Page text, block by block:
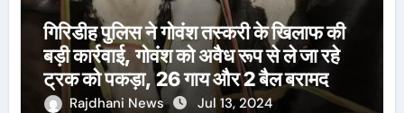
गिरिडीह पुलिस ने गोवंश तस्करी के खिलाफ की
बड़ी कार्रवाई, गोवंश को अवैध रूप से ले जा रहे
ट्रक को पकड़ा, 26 गाय और 2 बैल बरामद
Rajdhani News Jul 13, 2024